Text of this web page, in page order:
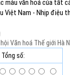
màu văn hoá của tất
Việt Nam - Nhịp điệu
hội Văn hoá Thế giới Hà
Tổng số: